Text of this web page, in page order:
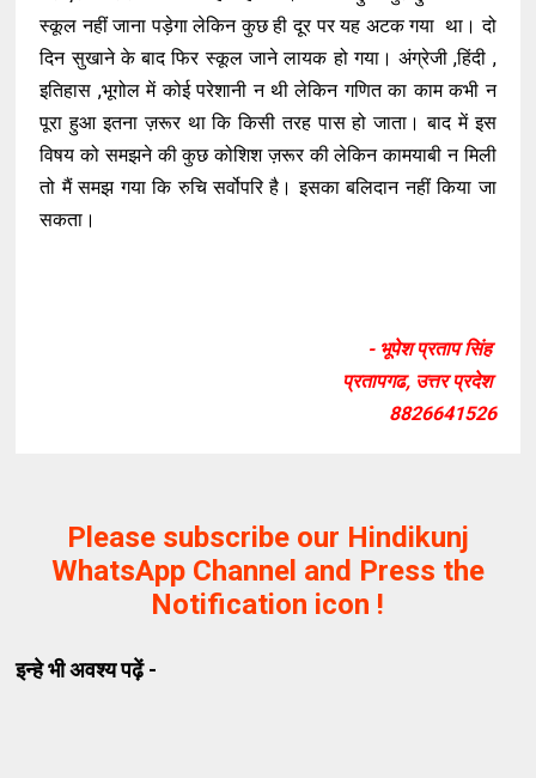
स्कूल नहीं जाना पड़ेगा लेकिन कुछ ही दूर पर यह अटक गया था। दो
दिन सुखाने के बाद फिर स्कूल जाने लायक हो गया। अंग्रेजी ,हिंदी ,
इतिहास ,भूगोल में कोई परेशानी न थी लेकिन गणित का काम कभी न
पूरा हुआ इतना ज़रूर था कि किसी तरह पास हो जाता। बाद में इस
विषय को समझने की कुछ कोशिश ज़रूर की लेकिन कामयाबी न मिली
तो मैं समझ गया कि रुचि सर्वोपरि है। इसका बलिदान नहीं किया जा
सकता।
- भूपेश प्रताप सिंह
प्रतापगढ, उत्तर प्रदेश
8826641526
Please subscribe our Hindikunj
WhatsApp Channel and Press the
Notification icon !
इन्हे भी अवश्य पढ़ें -